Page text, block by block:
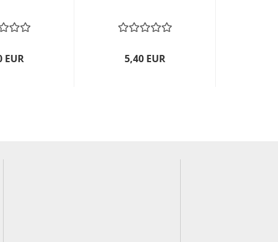
EUR 5,40 EUR